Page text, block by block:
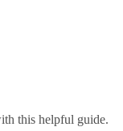
this helpful guide.